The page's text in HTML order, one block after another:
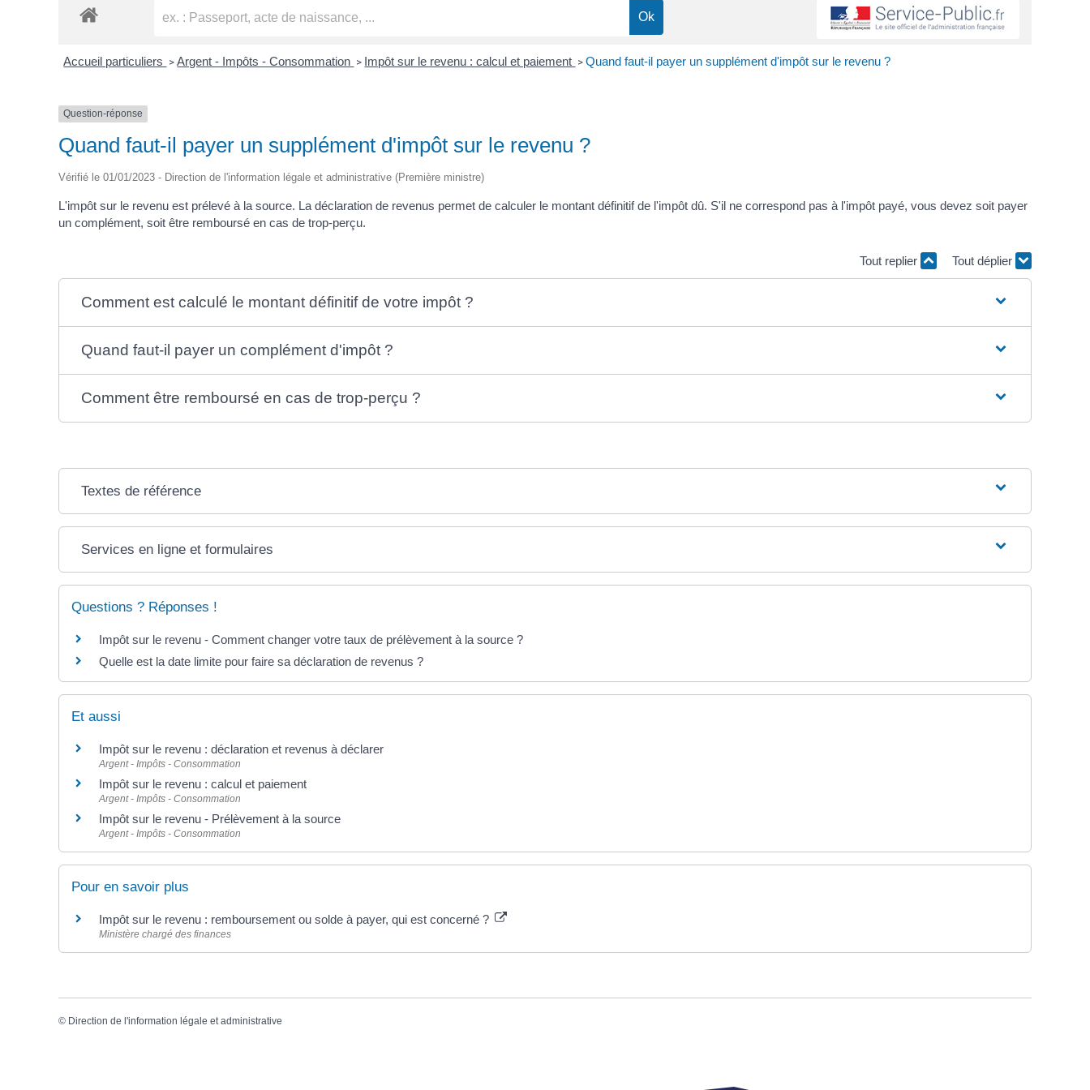
Accueil particuliers > Argent - Impôts - Consommation > Impôt sur le revenu : calcul et paiement > Quand faut-il payer un supplément d'impôt sur le revenu ?
Question-réponse
Quand faut-il payer un supplément d'impôt sur le revenu ?
Vérifié le 01/01/2023 - Direction de l'information légale et administrative (Première ministre)
L'impôt sur le revenu est prélevé à la source. La déclaration de revenus permet de calculer le montant définitif de l'impôt dû. S'il ne correspond pas à l'impôt payé, vous devez soit payer
un complément, soit être remboursé en cas de trop-perçu.
Tout replier Tout déplier
Comment est calculé le montant définitif de votre impôt ?
Quand faut-il payer un complément d'impôt ?
Comment être remboursé en cas de trop-perçu ?
Textes de référence
Services en ligne et formulaires
Questions ? Réponses !
Impôt sur le revenu - Comment changer votre taux de prélèvement à la source ?
Quelle est la date limite pour faire sa déclaration de revenus ?
Et aussi
Impôt sur le revenu : déclaration et revenus à déclarer
Argent - Impôts - Consommation
Impôt sur le revenu : calcul et paiement
Argent - Impôts - Consommation
Impôt sur le revenu - Prélèvement à la source
Argent - Impôts - Consommation
Pour en savoir plus
Impôt sur le revenu : remboursement ou solde à payer, qui est concerné ?
Ministère chargé des finances
© Direction de l'information légale et administrative